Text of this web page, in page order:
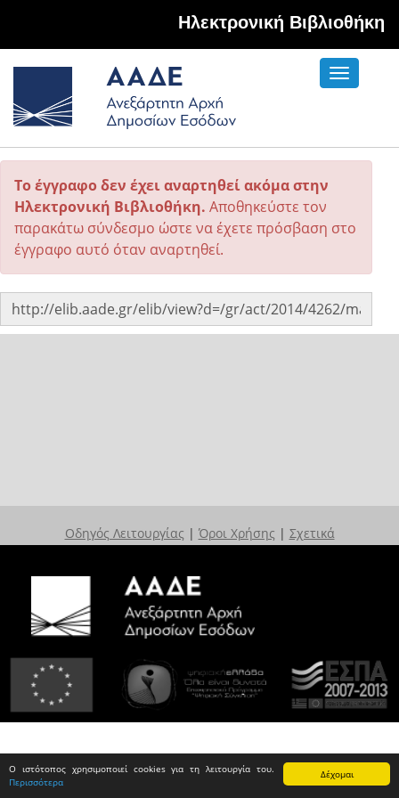
Δέχομαι
Ο ιστότοπος χρησιμοποιεί cookies για τη λειτουργία του.
Περισσότερα
Hλεκτρονική Βιβλιοθήκη
Toggle
Το έγγραφο δεν έχει αναρτηθεί ακόμα στην
Ηλεκτρονική Βιβλιοθήκη. Αποθηκεύστε τον
παρακάτω σύνδεσμο ώστε να έχετε πρόσβαση στο
έγγραφο αυτό όταν αναρτηθεί.
Οδηγός Λειτουργίας | Όροι Χρήσης | Σχετικά